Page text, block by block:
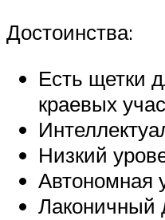
Достоинства:
Есть щетки
краевых
Низкий
Автономная
Лаконичный